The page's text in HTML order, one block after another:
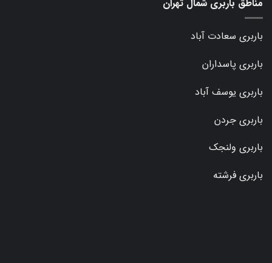
مناطق باربری شمال تهران
باربری سعادت آباد
باربری پاسداران
باربری یوسف آباد
باربری جردن
باربری ولنجک
باربری فرشته